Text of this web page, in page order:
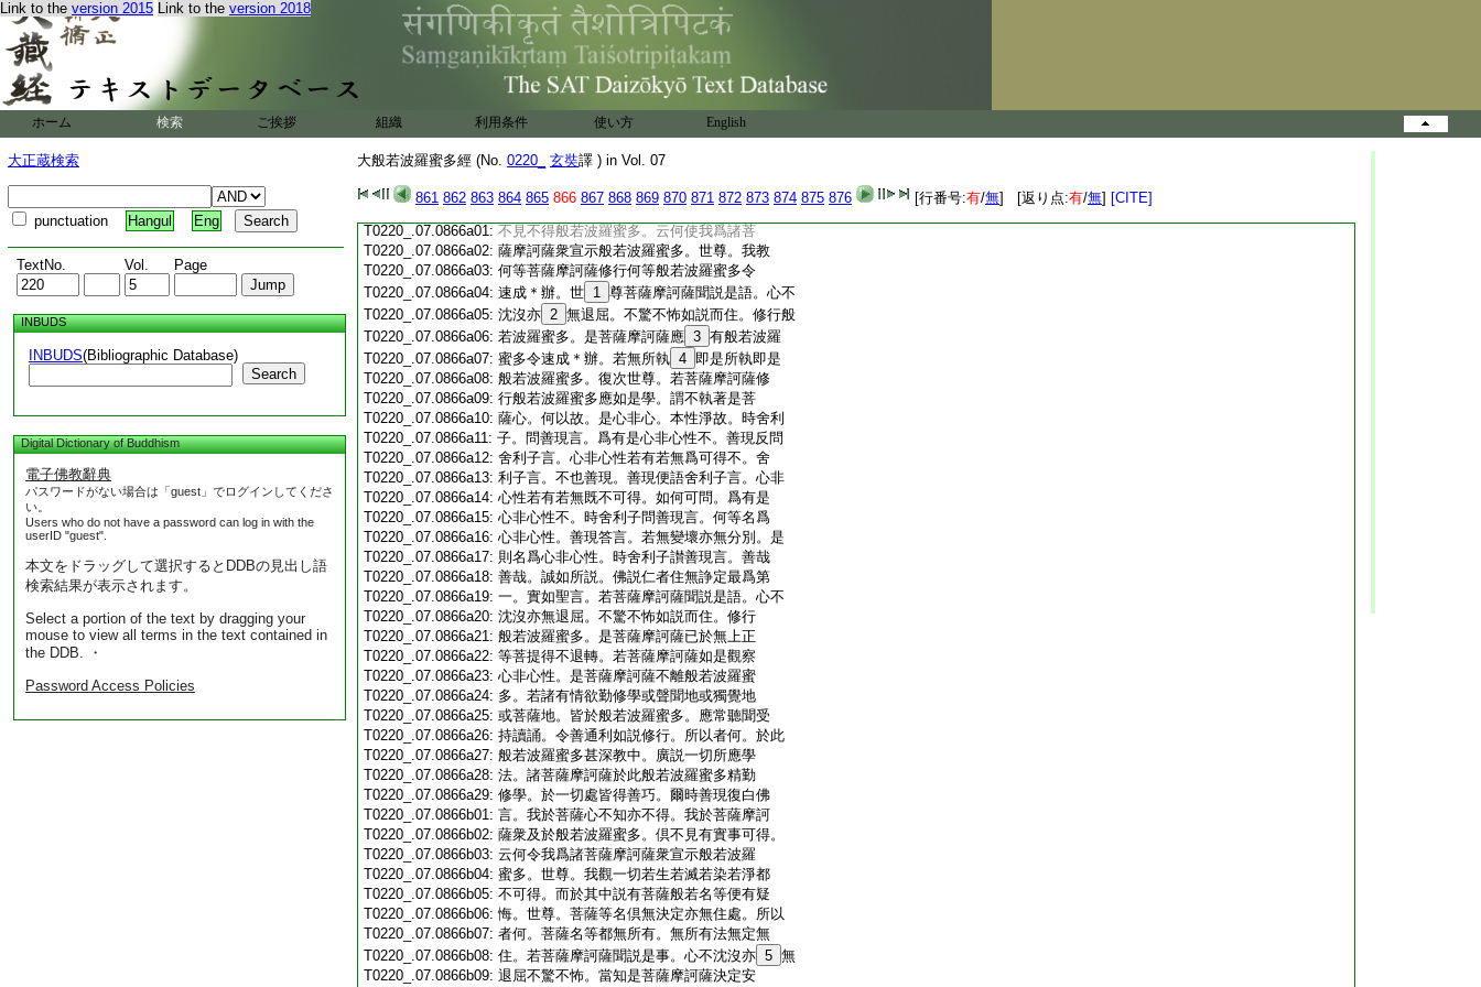
Link to the version 2015 Link to the version 2018
ホーム 検索 ご挨拶 組織 利用条件 使い方 English
大正蔵検索
punctuation Hangul Eng
TextNo. Vol. Page
INBUDS
INBUDS(Bibliographic Database)
Search
Digital Dictionary of Buddhism
電子佛教辭典
パスワードがない場合は「guest」でログインしてくださ
い。
Users who do not have a password can log in with the
userID "guest".
本文をドラッグして選択するとDDBの見出し語
検索結果が表示されます。
Select a portion of the text by dragging your
mouse to view all terms in the text contained in
the DDB. ・
Password Access Policies
大般若波羅蜜多經 (No. 0220_ 玄奘譯 ) in Vol. 07
861 862 863 864 865 866 867 868 869 870 871 872 873 874 875 876 [行番号:有/無] [返り点:有/無] [CITE]
T0220_.07.0865c19:利子。佛爲弟子宣示法要。彼依佛教精勤修
T0220_.07.0865c20:學。乃至證得諸法實性。證已爲他有所宣示。
T0220_.07.0865c21: 若與法性能不相違。皆是如來威神所致。亦
T0220_.07.0865c22:是所證法性等流。是故我當爲諸菩薩宣示
般若波羅蜜多。皆是如來威神之力。爾時善
現便白佛言。世尊。 8 便我爲諸菩薩摩訶薩衆
T0220_.07.0865c25:宣示般若波羅蜜多。令諸菩
薩衆修行般若
T0220_.07.0865c26:
波羅蜜多速得成 10
辦。世尊。所言諸菩薩者。
T0220_.07.0865c27:
何法増語謂爲菩薩。世尊。我不見有法可名
T0220_.07.0865c28: 菩薩摩訶薩。亦不見有法可名般若波羅蜜
T0220_.07.0866a01: 不見不得般若波羅蜜多。云何使我爲諸菩
T0220_.07.0866a02: 薩摩訶薩衆宣示般若波羅蜜多。世尊。我教
T0220_.07.0866a03: 何等菩薩摩訶薩修行何等般若波羅蜜多令
T0220_.07.0866a04: 速成＊辦。世 1 尊菩薩摩訶薩聞説是語。心不
T0220_.07.0866a05: 沈沒亦 2 無退屈。不驚不怖如説而住。修行般
T0220_.07.0866a06: 若波羅蜜多。是菩薩摩訶薩應 3 有般若波羅
T0220_.07.0866a07: 蜜多令速成＊辦。若無所執 4 即是所執即是
T0220_.07.0866a08: 般若波羅蜜多。復次世尊。若菩薩摩訶薩修
T0220_.07.0866a09: 行般若波羅蜜多應如是學。謂不執著是菩
T0220_.07.0866a10: 薩心。何以故。是心非心。本性淨故。時舍利
T0220_.07.0866a11: 子。問善現言。爲有是心非心性不。善現反問
T0220_.07.0866a12: 舍利子言。心非心性若有若無爲可得不。舍
T0220_.07.0866a13: 利子言。不也善現。善現便語舍利子言。心非
T0220_.07.0866a14: 心性若有若無既不可得。如何可問。爲有是
T0220_.07.0866a15: 心非心性不。時舍利子問善現言。何等名爲
T0220_.07.0866a16: 心非心性。善現答言。若無變壞亦無分別。是
T0220_.07.0866a17: 則名爲心非心性。時舍利子讃善現言。善哉
T0220_.07.0866a18: 善哉。誠如所説。佛説仁者住無諍定最爲第
T0220_.07.0866a19: 一。實如聖言。若菩薩摩訶薩聞説是語。心不
T0220_.07.0866a20: 沈沒亦無退屈。不驚不怖如説而住。修行
T0220_.07.0866a21: 般若波羅蜜多。是菩薩摩訶薩已於無上正
T0220_.07.0866a22: 等菩提得不退轉。若菩薩摩訶薩如是觀察
T0220_.07.0866a23: 心非心性。是菩薩摩訶薩不離般若波羅蜜
T0220_.07.0866a24: 多。若諸有情欲勤修學或聲聞地或獨覺地
T0220_.07.0866a25: 或菩薩地。皆於般若波羅蜜多。應常聽聞受
T0220_.07.0866a26: 持讀誦。令善通利如説修行。所以者何。於此
T0220_.07.0866a27: 般若波羅蜜多甚深教中。廣説一切所應學
T0220_.07.0866a28: 法。諸菩薩摩訶薩於此般若波羅蜜多精勤
T0220_.07.0866a29: 修學。於一切處皆得善巧。爾時善現復白佛
T0220_.07.0866b01: 言。我於菩薩心不知亦不得。我於菩薩摩訶
T0220_.07.0866b02: 薩衆及於般若波羅蜜多。倶不見有實事可得。
T0220_.07.0866b03: 云何令我爲諸菩薩摩訶薩衆宣示般若波羅
T0220_.07.0866b04: 蜜多。世尊。我觀一切若生若滅若染若淨都
T0220_.07.0866b05: 不可得。而於其中説有菩薩般若名等便有疑
T0220_.07.0866b06: 悔。世尊。菩薩等名倶無決定亦無住處。所以
T0220_.07.0866b07: 者何。菩薩名等都無所有。無所有法無定無
T0220_.07.0866b08: 住。若菩薩摩訶薩聞説是事。心不沈沒亦 5 無
T0220_.07.0866b09: 退屈不驚不怖。當知是菩薩摩訶薩決定安